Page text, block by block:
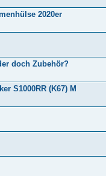
2020er
doch Zubehör?
S1000RR (K67) M